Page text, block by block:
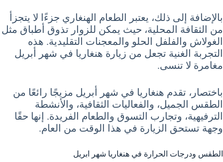
بالإضافة إلى ذلك، يعتبر الطعام الهنغاري جزءًا لا يتجزأ
من الثقافة المحلية، حيث يمكن للزوار تذوق أطباق مثل
الغولاش والفلفل الحلو والمعجنات التقليدية. هذه
التجربة الغنية تجعل من زيارة هنغاريا في شهر أبريل
مغامرة لا تنسى.
باختصار، تقدم هنغاريا في شهر أبريل مزيجًا رائعًا من
الطقس الجميل، والفعاليات الثقافية، والأنشطة
الترفيهية، وتجارب التسوق والطعام الفريدة. إنها حقًا
وجهة تستحق الزيارة في هذا الوقت من العام.
الطقس ودرجات الحرارة في هنغاريا شهر ابريل